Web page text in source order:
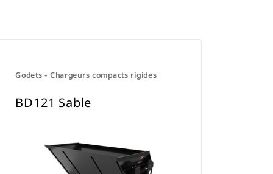
Godets - Chargeurs compacts rigides
BD121 Sable